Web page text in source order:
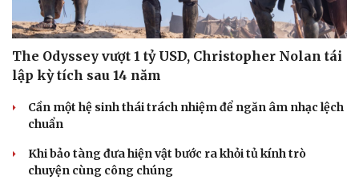
The Odyssey vượt 1 tỷ USD, Christopher Nolan tái
lập kỳ tích sau 14 năm
Cần một hệ sinh thái trách nhiệm để ngăn âm nhạc lệch
chuẩn
Khi bảo tàng đưa hiện vật bước ra khỏi tủ kính trò
chuyện cùng công chúng